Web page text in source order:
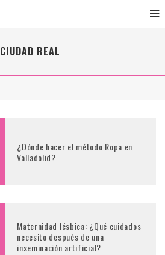
CIUDAD REAL
¿Dónde hacer el método Ropa en
Valladolid?
Maternidad lésbica: ¿Qué cuidados
necesito después de una
inseminación artificial?